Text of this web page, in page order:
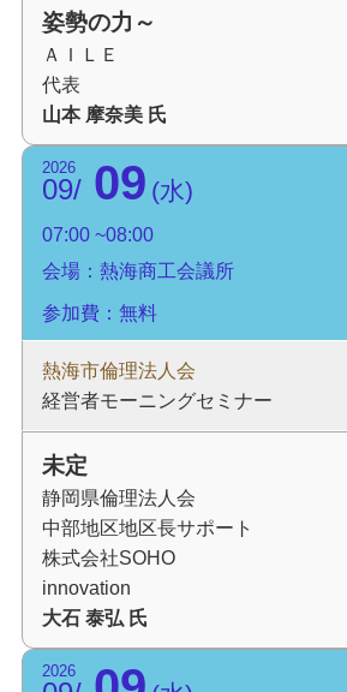
姿勢の力～
ＡＩＬＥ
代表
山本 摩奈美 氏
2026
09 09 水
07:00
08:00
会場：熱海商工会議所
参加費：無料
熱海市倫理法人会
経営者モーニングセミナー
未定
静岡県倫理法人会
中部地区地区長サポート
株式会社SOHO
innovation
大石 泰弘 氏
2026